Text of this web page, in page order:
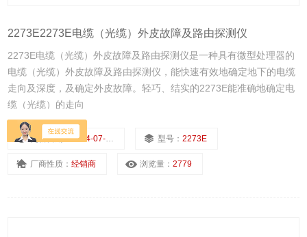
2273E2273E电缆（光缆）外皮故障及路由探测仪
2273E电缆（光缆）外皮故障及路由探测仪是一种具有微型处理器的
电缆（光缆）外皮故障及路由探测仪，能快速有效地确定地下的电缆
走向及深度，及确定外皮故障。轻巧、结实的2273E能准确地确定电
缆（光缆）的走向
更新日期：2024-07-22 型号：2273E
厂商性质：经销商 浏览量：2779